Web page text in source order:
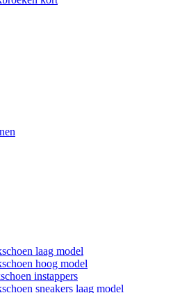
laag model
hoog model
instappers
sneakers laag model